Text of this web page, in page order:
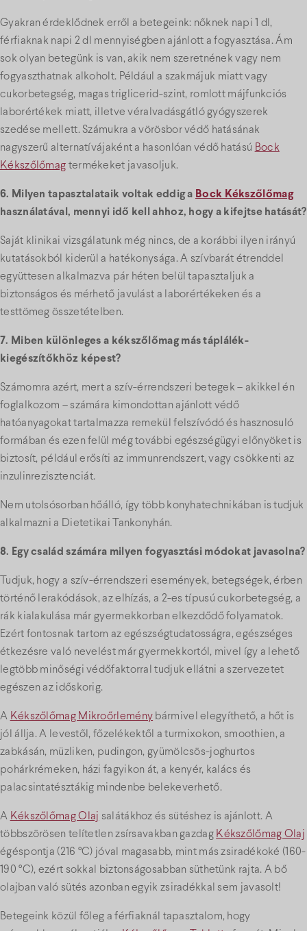
Gyakran érdeklődnek erről a betegeink: nőknek napi 1 dl,
férfiaknak napi 2 dl mennyiségben ajánlott a fogyasztása. Ám
sok olyan betegünk is van, akik nem szeretnének vagy nem
fogyaszthatnak alkoholt. Például a szakmájuk miatt vagy
cukorbetegség, magas triglicerid-szint, romlott májfunkciós
laborértékek miatt, illetve véralvadásgátló gyógyszerek
szedése mellett. Számukra a vörösbor védő hatásának
nagyszerű alternatívájaként a hasonlóan védő hatású Bock
Kékszőlőmag termékeket javasoljuk.
6. Milyen tapasztalataik voltak eddig a Bock Kékszőlőmag
használatával, mennyi idő kell ahhoz, hogy a kifejtse hatását?
Saját klinikai vizsgálatunk még nincs, de a korábbi ilyen irányú
kutatásokból kiderül a hatékonysága. A szívbarát étrenddel
együttesen alkalmazva pár héten belül tapasztaljuk a
biztonságos és mérhető javulást a laborértékeken és a
testtömeg összetételben.
7. Miben különleges a kékszőlőmag más táplálék-
kiegészítőkhöz képest?
Számomra azért, mert a szív-érrendszeri betegek – akikkel én
foglalkozom – számára kimondottan ajánlott védő
hatóanyagokat tartalmazza remekül felszívódó és hasznosuló
formában és ezen felül még további egészségügyi előnyöket is
biztosít, például erősíti az immunrendszert, vagy csökkenti az
inzulinrezisztenciát.
Nem utolsósorban hőálló, így több konyhatechnikában is tudjuk
alkalmazni a Dietetikai Tankonyhán.
8. Egy család számára milyen fogyasztási módokat javasolna?
Tudjuk, hogy a szív-érrendszeri események, betegségek, érben
történő lerakódások, az elhízás, a 2-es típusú cukorbetegség, a
rák kialakulása már gyermekkorban elkezdődő folyamatok.
Ezért fontosnak tartom az egészségtudatosságra, egészséges
étkezésre való nevelést már gyermekkortól, mivel így a lehető
legtöbb minőségi védőfaktorral tudjuk ellátni a szervezetet
egészen az időskorig.
A Kékszőlőmag Mikroőrlemény bármivel elegyíthető, a hőt is
jól állja. A levestől, főzelékektől a turmixokon, smoothien, a
zabkásán, müzliken, pudingon, gyümölcsös-joghurtos
pohárkrémeken, házi fagyikon át, a kenyér, kalács és
palacsintatésztákig mindenbe belekeverhető.
A Kékszőlőmag Olaj salátákhoz és sütéshez is ajánlott. A
többszörösen telítetlen zsírsavakban gazdag Kékszőlőmag Olaj
égéspontja (216 °C) jóval magasabb, mint más zsiradékoké (160-
190 °C), ezért sokkal biztonságosabban süthetünk rajta. A bő
olajban való sütés azonban egyik zsiradékkal sem javasolt!
Betegeink közül főleg a férfiaknál tapasztalom, hogy